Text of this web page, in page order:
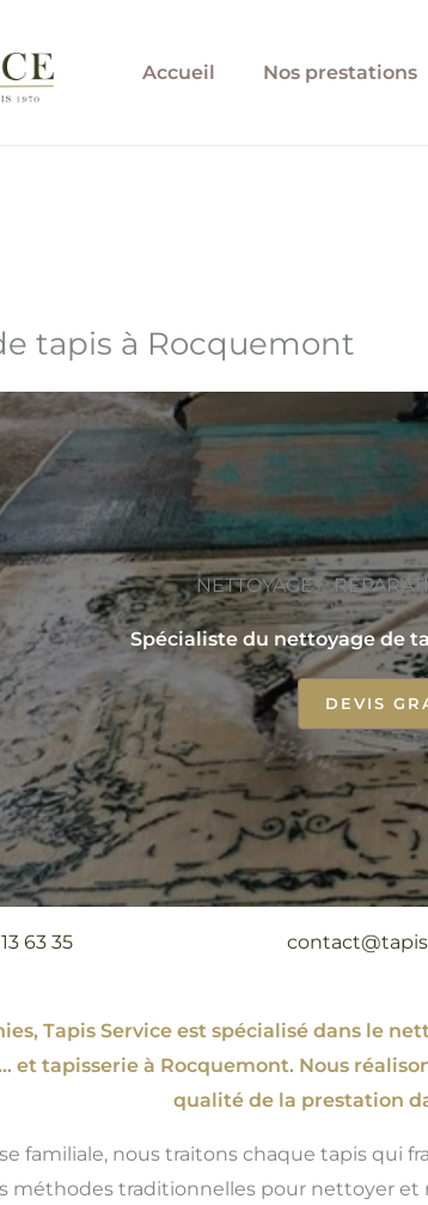
Accueil Nos prestations
tapis à Rocquemont
NETTOYAGE ~
Spécialiste du nettoyage de
DEVIS
63 35
Tapis Service est spécialisé dans le
et tapisserie à Rocquemont. Nous
qualité de la prestation
familiale, nous traitons chaque tapis qui
méthodes traditionnelles pour nettoyer